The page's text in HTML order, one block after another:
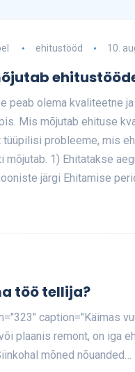
ehitustööd 10.
peab olema kvaliteetne
Mis mõjutab ehituse
tüüpilisi probleeme, mis
mõjutab. 1) Ehitatakse
järgi Ehitamise
töö tellija?
caption="Käimas
plaanis remont, on iga
mõned nõuanded…